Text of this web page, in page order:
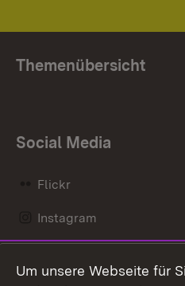
Themenübersicht
Social Media
Flickr
Instagram
Um unsere Webseite für